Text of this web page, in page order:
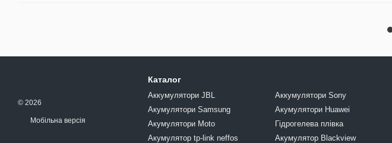
© 2026
Мобільна версія
Каталог
Аккумулятори JBL
Акумулятори Samsung
Акумулятори Moto
Акумулятор tp-link neffos
Аккумулятори Sony
Акумулятори Huawei
Гідрогелева плівка
Акумулятор Blackview